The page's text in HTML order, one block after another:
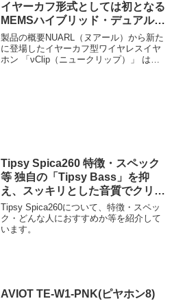
イヤーカフ形式としては初となる
MEMSハイブリッド・デュアルド
ライバーを搭載したワイヤレスイ
ヤホン
製品の概要NUARL（ヌアール）から新た
に登場したイヤーカフ型ワイヤレスイヤ
ホン 「νClip（ニュークリップ）」 は、
Tipsy Spica260 特徴・スペック
等 独自の「Tipsy Bass」を抑
え、スッキリとした音質でクリア
な中高域を実現
Tipsy Spica260について、特徴・スペッ
ク・どんな人におすすめか等を紹介して
います。
AVIOT TE-W1-PNK(ピヤホン8)